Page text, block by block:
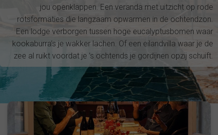
jou openklappen. Een veranda met uitzicht op rode
rotsformaties die langzaam opwarmen in de ochtendzon.
Een lodge verborgen tussen hoge eucalyptusbomen waar
kookaburra’s je wakker lachen. Of een eilandvilla waar je de
zee al ruikt voordat je ’s ochtends je gordijnen opzij schuift.